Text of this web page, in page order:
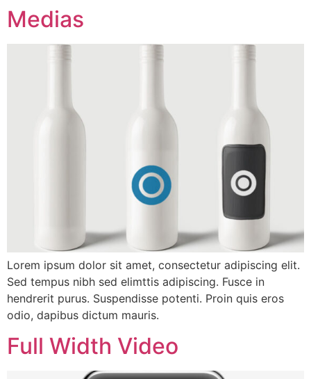
Medias
Lorem ipsum dolor sit amet, consectetur adipiscing elit.
Sed tempus nibh sed elimttis adipiscing. Fusce in
hendrerit purus. Suspendisse potenti. Proin quis eros
odio, dapibus dictum mauris.
Full Width Video